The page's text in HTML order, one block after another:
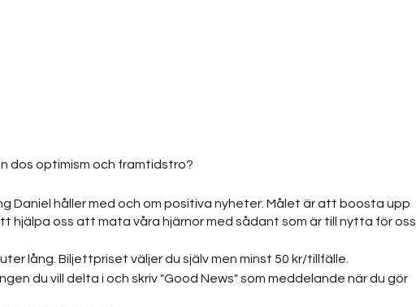
dos optimism och framtidstro?
Daniel håller med och om positiva nyheter. Målet är att boosta upp
hjälpa oss att mata våra hjärnor med sådant som är till nytta för oss.
lång. Biljettpriset väljer du själv men minst 50 kr/tillfälle.
du vill delta i och skriv "Good News" som meddelande när du gör